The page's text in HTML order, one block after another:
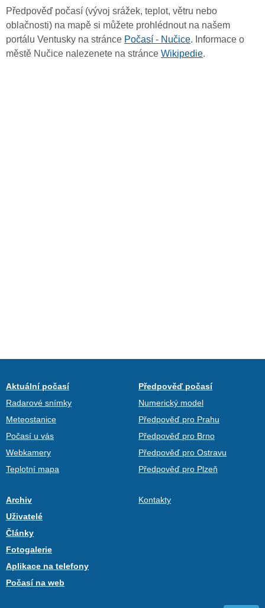
Předpověď počasí (vývoj srážek, teplot, větru nebo
oblačnosti) na mapě si můžete prohlédnout na našem
portálu Ventusky na stránce Počasí - Nučice. Informace o
městě Nučice nalezenete na stránce Wikipedie.
Aktuální počasí
Radarové snímky
Meteostanice
Počasí u vás
Webkamery
Teplotní mapa
Předpověď počasí
Numerický model
Předpověď pro Prahu
Předpověď pro Brno
Předpověď pro Ostravu
Předpověď pro Plzeň
Archiv
Uživatelé
Články
Fotogalerie
Aplikace na telefony
Počasí na web
Kontakty